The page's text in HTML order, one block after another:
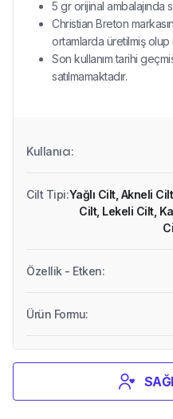
5 gr orijinal ambalajında
Christian Breton
ortamlarda üretilmiş olup
Son kullanım tarihi
satılmamaktadır.
Kullanıcı:
Cilt Tipi:Yağlı Cilt, Akneli Cilt,
Cilt, Lekeli Cilt,
Özellik - Etken:
Ürün Formu: